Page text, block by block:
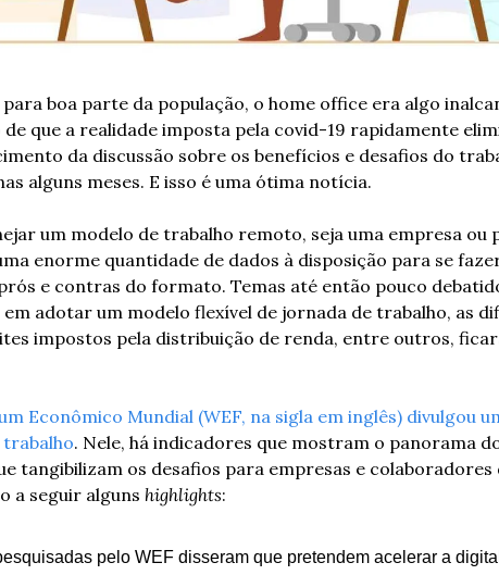
boa parte da população, o home office era algo
que a realidade imposta pela covid-19 rapidamente
da discussão sobre os benefícios e desafios do
alguns meses. E isso é uma ótima notícia.
um modelo de trabalho remoto, seja uma empresa ou
enorme quantidade de dados à disposição para se
e contras do formato. Temas até então pouco
adotar um modelo flexível de jornada de trabalho, as
impostos pela distribuição de renda, entre outros,
Econômico Mundial (WEF, na sigla em inglês) divulgou
. Nele, há indicadores que mostram o panorama
tangibilizam os desafios para empresas e colaboradores
a seguir alguns highlights:
pelo WEF disseram que pretendem acelerar a